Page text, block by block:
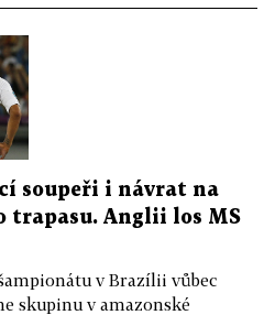
soupeři i návrat na
trapasu. Anglii los MS
v Brazílii vůbec
skupinu v amazonské